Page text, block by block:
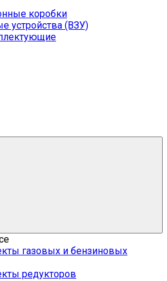
коробки
устройства (ВЗУ)
газовых и бензиновых
редукторов